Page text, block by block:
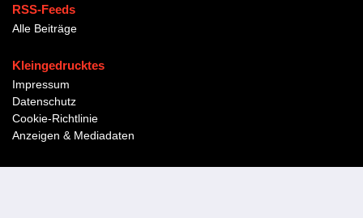
RSS-Feeds
Alle Beiträge
Kleingedrucktes
Impressum
Datenschutz
Cookie-Richtlinie
Anzeigen & Mediadaten